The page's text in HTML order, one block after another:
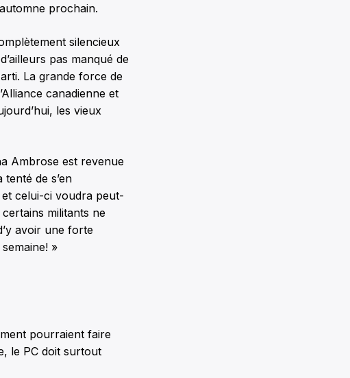
prochain.
silencieux
pas manqué de
La grande force de
canadienne et
les vieux
Ambrose est revenue
de s’en
celui-ci voudra peut-
militants ne
avoir une forte
»
pourraient faire
le PC doit surtout